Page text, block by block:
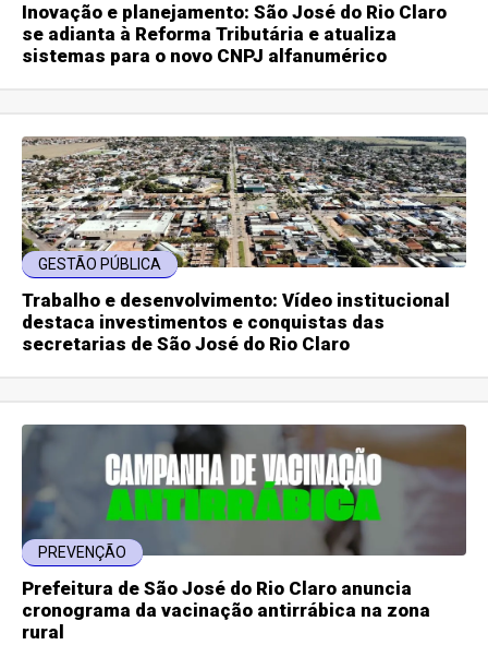
Inovação e planejamento: São José do Rio Claro
se adianta à Reforma Tributária e atualiza
sistemas para o novo CNPJ alfanumérico
GESTÃO PÚBLICA
Trabalho e desenvolvimento: Vídeo institucional
destaca investimentos e conquistas das
secretarias de São José do Rio Claro
PREVENÇÃO
Prefeitura de São José do Rio Claro anuncia
cronograma da vacinação antirrábica na zona
rural